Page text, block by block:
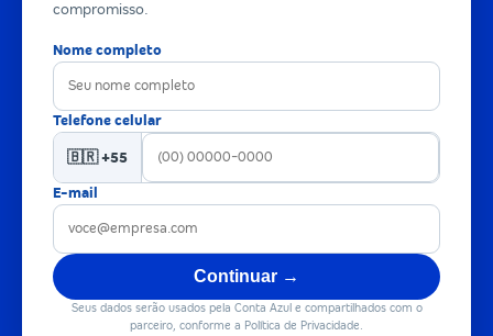
compromisso.
Nome completo
Telefone celular
🇧🇷 +55
E-mail
Continuar →
Seus dados serão usados pela Conta Azul e compartilhados com o
parceiro, conforme a Política de Privacidade.